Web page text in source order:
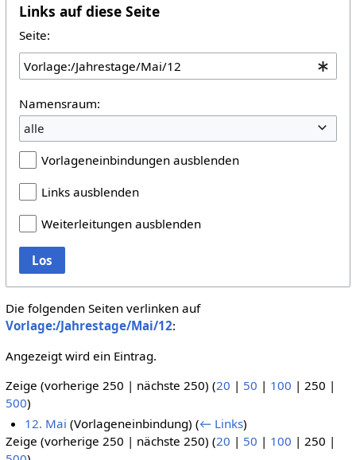
Links auf diese Seite
Seite:
Namensraum:
alle
Vorlageneinbindungen ausblenden
Links ausblenden
Weiterleitungen ausblenden
Los
Die folgenden Seiten verlinken auf
Vorlage:/Jahrestage/Mai/12:
Angezeigt wird ein Eintrag.
Zeige (vorherige 250 | nächste 250) (20 | 50 | 100 | 250 |
500)
12. Mai (Vorlageneinbindung)(← Links)
Zeige (vorherige 250 | nächste 250) (20 | 50 | 100 | 250 |